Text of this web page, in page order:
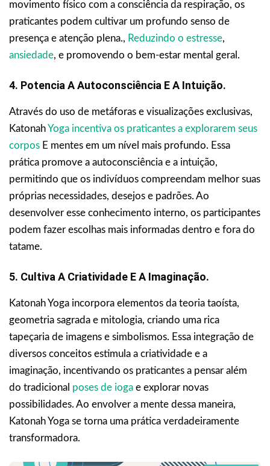
movimento físico com a consciência da respiração, os
praticantes podem cultivar um profundo senso de
presença e atenção plena., Reduzindo o estresse,
ansiedade, e promovendo o bem-estar mental geral.
4. Potencia A Autoconsciência E A Intuição.
Através do uso de metáforas e visualizações exclusivas,
KatonahYoga incentiva os praticantes a explorarem seus
corpos E mentes em um nível mais profundo. Essa
prática promove a autoconsciência e a intuição,
permitindo que os indivíduos compreendam melhor suas
próprias necessidades, desejos e padrões. Ao
desenvolver esse conhecimento interno, os participantes
podem fazer escolhas mais informadas dentro e fora do
tatame.
5. Cultiva A Criatividade E A Imaginação.
Katonah Yoga incorpora elementos da teoria taoísta,
geometria sagrada e mitologia, criando uma rica
tapeçaria de imagens e simbolismos. Essa integração de
diversos conceitos estimula a criatividade e a
imaginação, incentivando os praticantes a pensar além
do tradicional poses de ioga e explorar novas
possibilidades. Ao envolver a mente dessa maneira,
Katonah Yoga se torna uma prática verdadeiramente
transformadora.